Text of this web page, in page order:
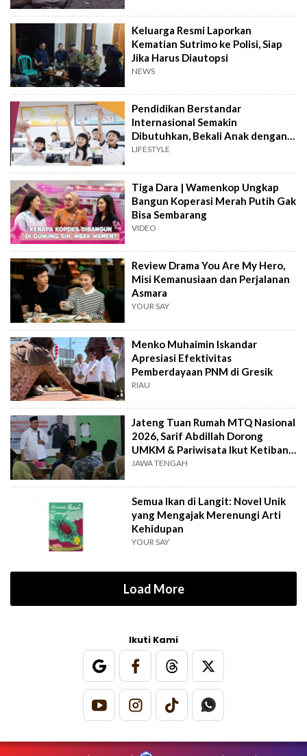
Keluarga Resmi Laporkan
Kematian Sutrimo ke Polisi, Siap
Jika Harus Diautopsi
NEWS
Pendidikan Berstandar
Internasional Semakin
Dibutuhkan, Bekali Anak dengan
Keterampilan Masa Depan
LIFESTYLE
Tiga Dara | Wamenkop Ungkap
Bangun Koperasi Merah Putih Gak
Bisa Sembarang
VIDEO
Review Drama You Are My Hero,
Misi Kemanusiaan dan Perjalanan
Asmara
YOUR SAY
Menko Muhaimin Iskandar
Apresiasi Efektivitas
Pemberdayaan PNM di Gresik
RIAU
Jateng Tuan Rumah MTQ Nasional
2026, Sarif Abdillah Dorong
UMKM & Pariwisata Ikut Ketiban
Berkah
JAWA TENGAH
Semua Ikan di Langit: Novel Unik
yang Mengajak Merenungi Arti
Kehidupan
YOUR SAY
Load More
Ikuti Kami